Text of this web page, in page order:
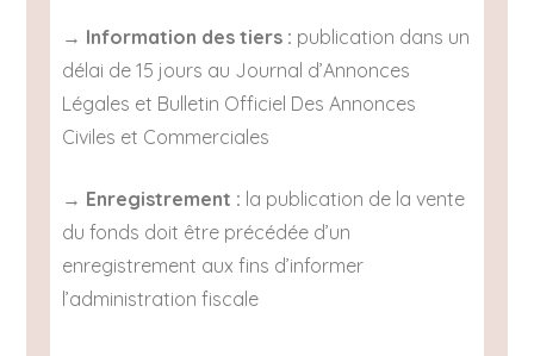
→ Information des tiers : publication dans un
délai de 15 jours au Journal d’Annonces
Légales et Bulletin Officiel Des Annonces
Civiles et Commerciales
→ Enregistrement : la publication de la vente
du fonds doit être précédée d’un
enregistrement aux fins d’informer
l’administration fiscale